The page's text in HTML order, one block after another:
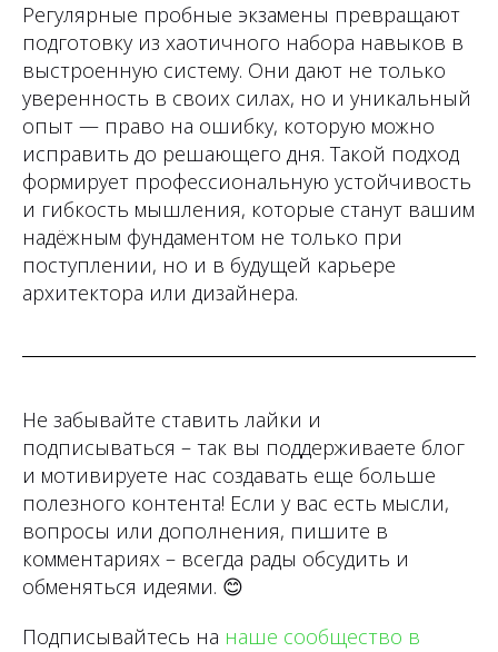
Регулярные пробные экзамены превращают
подготовку из хаотичного набора навыков в
выстроенную систему. Они дают не только
уверенность в своих силах, но и уникальный
опыт — право на ошибку, которую можно
исправить до решающего дня. Такой подход
формирует профессиональную устойчивость
и гибкость мышления, которые станут вашим
надёжным фундаментом не только при
поступлении, но и в будущей карьере
архитектора или дизайнера.
Не забывайте ставить лайки и
подписываться – так вы поддерживаете блог
и мотивируете нас создавать еще больше
полезного контента! Если у вас есть мысли,
вопросы или дополнения, пишите в
комментариях – всегда рады обсудить и
обменяться идеями. 😊
Подписывайтесь на наше сообщество в